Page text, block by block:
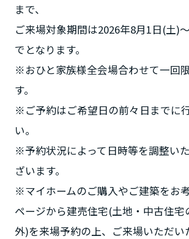
まで、
ご来場対象期間は2026年8月1日(土)
でとなります。
※おひと家族様全会場合わせて一回
す。
※ご予約はご希望日の前々日までに
い。
※予約状況によって日時等を調整い
ざいます。
※マイホームのご購入やご建築をお
ページから建売住宅(土地・中古住宅
外)を来場予約の上、ご来場いただい